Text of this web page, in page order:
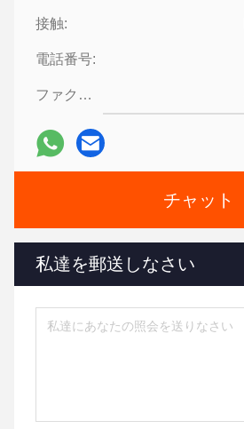
接触:
電話番号:
ファクシミリ:
チャット
私達を郵送しなさい